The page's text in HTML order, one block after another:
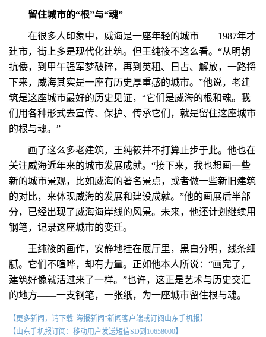
留住城市的“根”与“魂”
在很多人印象中，威海是一座年轻的城市——1987年才
建市，街上多是现代化建筑。但王纯筱不这么看。“从明朝
抗倭，到甲午强军梦破碎，再到英租、日占、解放，一路捋
下来，威海其实是一座有历史厚重感的城市。”他说，老建
筑是这座城市最好的历史见证，“它们是威海的根和魂。我
们用各种形式去宣传、保护、传承它们，就是留住这座城市
的根与魂。”
画了这么多老建筑，王纯筱并不打算止步于此。他也在
关注威海近年来的城市发展成就。“接下来，我也想画一些
新的城市景观，比如威海的著名景点，或者做一些新旧建筑
的对比，来体现威海的发展和建设成就。”他的画展后半部
分，已经出现了威海海岸线的风景。未来，他还计划继续用
钢笔，记录这座城市的变迁。
王纯筱的画作，安静地挂在展厅里，黑白分明，线条细
腻。它们不喧哗，却有力量。正如他本人所说：“画完了，
建筑好像就活过来了一样。”也许，这正是艺术与历史交汇
的地方——一支钢笔，一张纸，为一座城市留住根与魂。
【更多新闻，请下载"海报新闻"新闻客户端或订阅山东手机报】
【山东手机报订阅：移动用户发送短信SD到10658000】